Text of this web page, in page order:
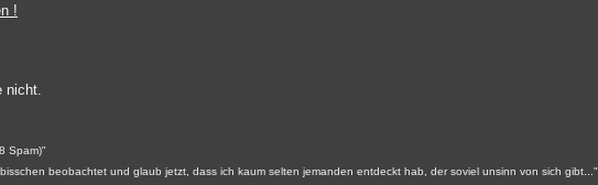
!
nicht.
Spam)"
beobachtet und glaub jetzt, dass ich kaum selten jemanden entdeckt hab, der soviel unsinn von sich gibt..."